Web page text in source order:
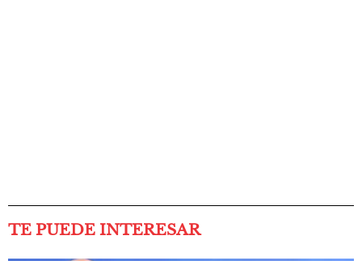
TE PUEDE INTERESAR